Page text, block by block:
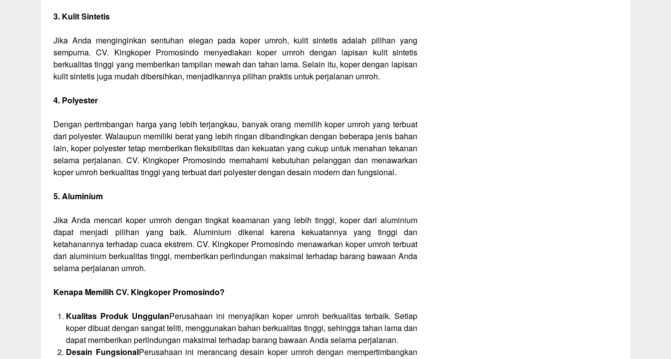
3. Kulit Sintetis
Jika Anda menginginkan sentuhan elegan pada koper umroh, kulit sintetis adalah pilihan yang
sempurna. CV. Kingkoper Promosindo menyediakan koper umroh dengan lapisan kulit sintetis
berkualitas tinggi yang memberikan tampilan mewah dan tahan lama. Selain itu, koper dengan lapisan
kulit sintetis juga mudah dibersihkan, menjadikannya pilihan praktis untuk perjalanan umroh.
4. Polyester
Dengan pertimbangan harga yang lebih terjangkau, banyak orang memilih koper umroh yang terbuat
dari polyester. Walaupun memiliki berat yang lebih ringan dibandingkan dengan beberapa jenis bahan
lain, koper polyester tetap memberikan fleksibilitas dan kekuatan yang cukup untuk menahan tekanan
selama perjalanan. CV. Kingkoper Promosindo memahami kebutuhan pelanggan dan menawarkan
koper umroh berkualitas tinggi yang terbuat dari polyester dengan desain modern dan fungsional.
5. Aluminium
Jika Anda mencari koper umroh dengan tingkat keamanan yang lebih tinggi, koper dari aluminium
dapat menjadi pilihan yang baik. Aluminium dikenal karena kekuatannya yang tinggi dan
ketahanannya terhadap cuaca ekstrem. CV. Kingkoper Promosindo menawarkan koper umroh terbuat
dari aluminium berkualitas tinggi, memberikan perlindungan maksimal terhadap barang bawaan Anda
selama perjalanan umroh.
Kenapa Memilih CV. Kingkoper Promosindo?
Kualitas Produk UnggulanPerusahaan ini menyajikan koper umroh berkualitas terbaik. Setiap
koper dibuat dengan sangat teliti, menggunakan bahan berkualitas tinggi, sehingga tahan lama dan
dapat memberikan perlindungan maksimal terhadap barang bawaan Anda selama perjalanan.
Desain FungsionalPerusahaan ini merancang desain koper umroh dengan mempertimbangkan